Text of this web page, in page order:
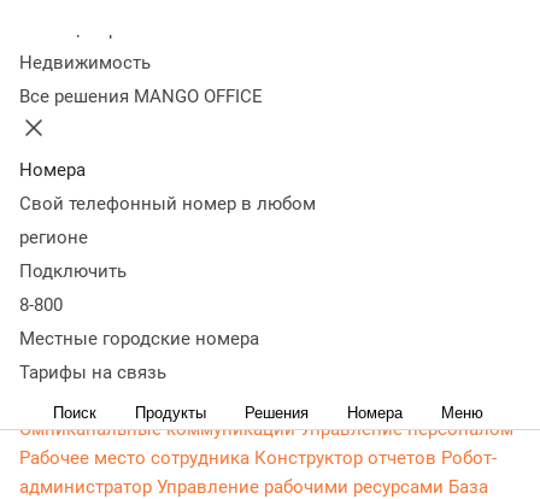
Недвижимость
Все решения MANGO OFFICE
Номера
Свой телефонный номер в любом
регионе
Подключить
8-800
Местные городские номера
Тарифы на связь
Поиск Продукты Решения Номера Меню
Телефония для бизнеса
Виртуальная АТС
Этикетка
мессенджерВидеоконференцииЗапись разговоров
Распределение звонков
ОПДкРК
звонок с сайтаВсе возможности ВАТС
Контакт-центр
Омниканальные коммуникацииУправление персоналом
Рабочее место сотрудника Конструктор отчетов Робот-
администратор Управление рабочими ресурсами База